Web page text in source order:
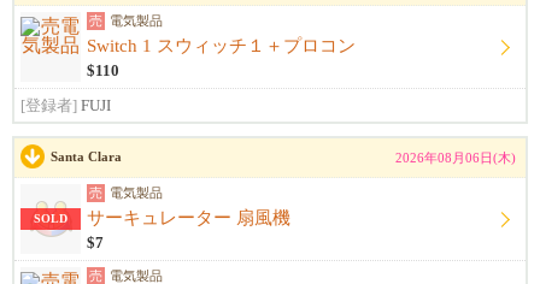
売 電気製品
Switch 1 スウィッチ１＋プロコン
$110
[登録者] FUJI
Santa Clara 2026年08月06日(木)
SOLD
売 電気製品
サーキュレーター 扇風機
$7
売 電気製品